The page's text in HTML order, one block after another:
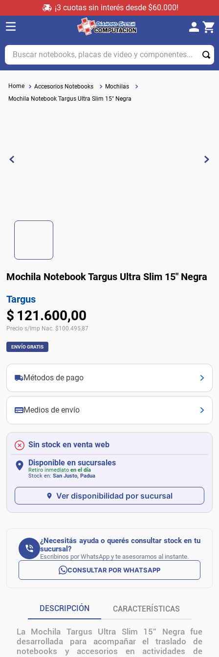
¡3 cuotas sin interés desde $60.000!
Buscar notebooks, placas de video y componentes...
Accesorios Notebooks
Mochilas
Mochila Notebook Targus Ultra Slim 15" Negra
Mochila Notebook Targus Ultra Slim 15" Negra
Targus
$ 121.600,00
Precio s/Imp Nac. $100.495,87
ENVÍO GRATIS
Métodos de pago
Medios de envío
Sin stock en venta web
Disponible en sucursales
Retiro inmediato en el día
Stock en: San Justo, Padua
Ver disponibilidad por sucursal
¿Necesitás ayuda o querés consultar stock en tu
sucursal?
Escribinos por WhatsApp y te asesoramos al instante.
CONSULTAR POR WHATSAPP
DESCRIPCIÓN CARACTERÍSTICAS
La Mochila Targus Ultra Slim 15” Negra fue
desarrollada para acompañar el traslado de
notebooks y accesorios en actividades de